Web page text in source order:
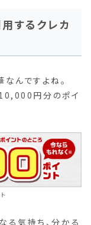
するクレカ
んですよね。
円分のポイ
る気持ち、分かる